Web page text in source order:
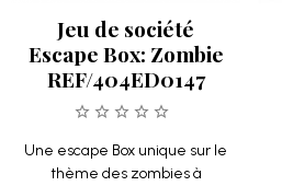
Jeu de société
Escape Box: Zombie
REF/404ED0147
Une escape Box unique sur le
thème des zombies à